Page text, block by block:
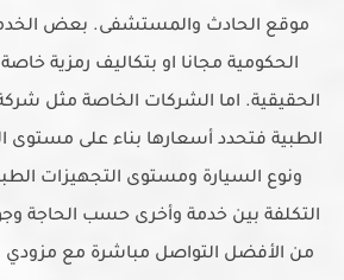
موقع الحادث والمستشفى. بعض
الحكومية مجانا او بتكاليف رمزية
الحقيقية. اما الشركات الخاصة مثل
الطبية فتحدد أسعارها بناء على مستوى
ونوع السيارة ومستوى التجهيزات
التكلفة بين خدمة وأخرى حسب الحاجة
من الأفضل التواصل مباشرة مع مزودي